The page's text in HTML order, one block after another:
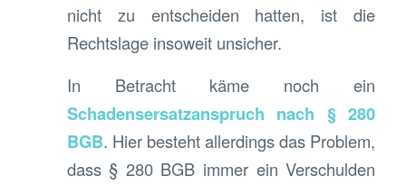
nicht zu entscheiden hatten, ist die
Rechtslage insoweit unsicher.
In Betracht käme noch ein
Schadensersatzanspruch nach § 280
BGB. Hier besteht allerdings das Problem,
dass § 280 BGB immer ein Verschulden